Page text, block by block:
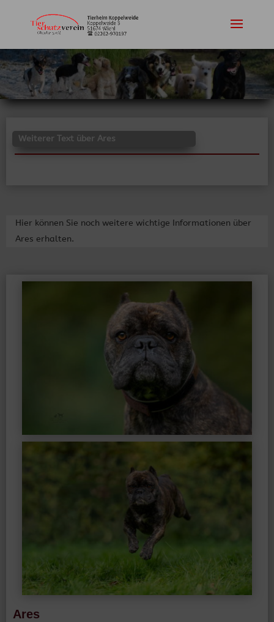
Weiterer Text über Ares
Hier können Sie noch weitere wichtige Informationen über
Ares erhalten.
Ares